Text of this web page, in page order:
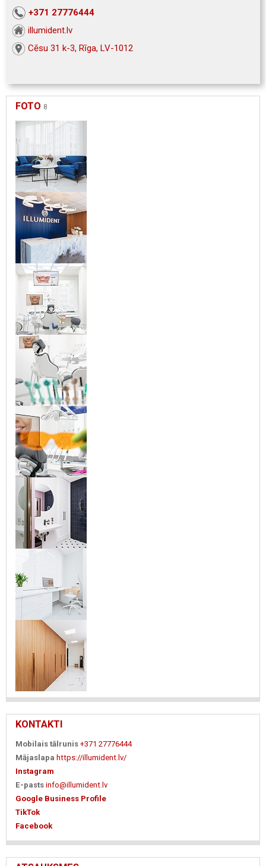
+371 27776444
illumident.lv
Cēsu 31 k-3, Rīga, LV-1012
FOTO 8
KONTAKTI
Mobilais tālrunis +371 27776444
Mājaslapa https://illumident.lv/
Instagram
E-pasts info@illumident.lv
Google Business Profile
TikTok
Facebook